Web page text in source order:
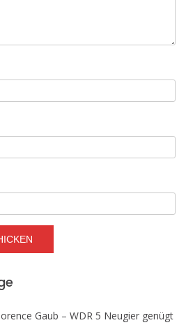
Gaub – WDR 5 Neugier genügt